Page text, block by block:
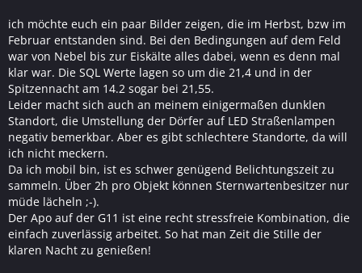
ich möchte euch ein paar Bilder zeigen, die im Herbst, bzw im
Februar entstanden sind. Bei den Bedingungen auf dem Feld
war von Nebel bis zur Eiskälte alles dabei, wenn es denn mal
klar war. Die SQL Werte lagen so um die 21,4 und in der
Spitzennacht am 14.2 sogar bei 21,55.
Leider macht sich auch an meinem einigermaßen dunklen
Standort, die Umstellung der Dörfer auf LED Straßenlampen
negativ bemerkbar. Aber es gibt schlechtere Standorte, da will
ich nicht meckern.
Da ich mobil bin, ist es schwer genügend Belichtungszeit zu
sammeln. Über 2h pro Objekt können Sternwartenbesitzer nur
müde lächeln ;-).
Der Apo auf der G11 ist eine recht stressfreie Kombination, die
einfach zuverlässig arbeitet. So hat man Zeit die Stille der
klaren Nacht zu genießen!